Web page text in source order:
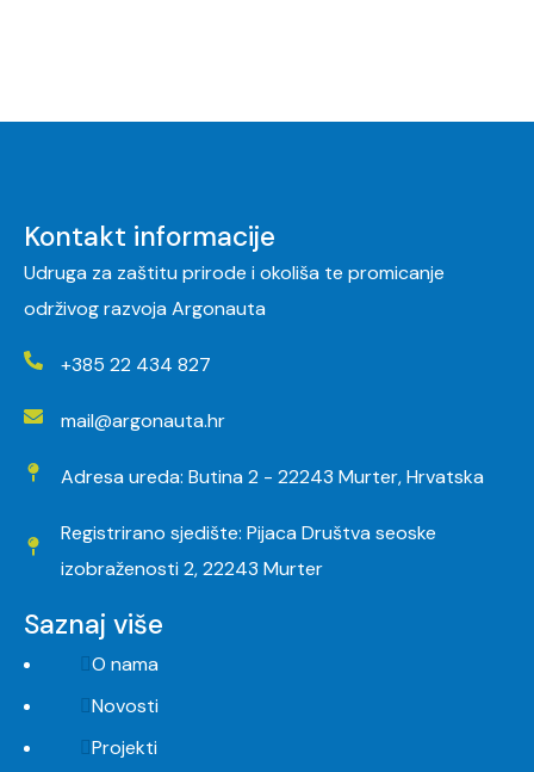
Kontakt informacije
Udruga za zaštitu prirode i okoliša te promicanje
održivog razvoja Argonauta
+385 22 434 827
mail@argonauta.hr
Adresa ureda: Butina 2 - 22243 Murter, Hrvatska
Registrirano sjedište: Pijaca Društva seoske
izobraženosti 2, 22243 Murter
Saznaj više
O nama
Novosti
Projekti